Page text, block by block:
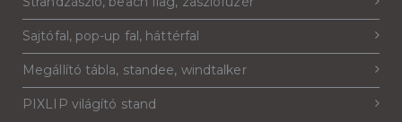
Sajtófal, pop-up fal, háttérfal
Megállító tábla, standee, windtalker
PIXLIP világító stand